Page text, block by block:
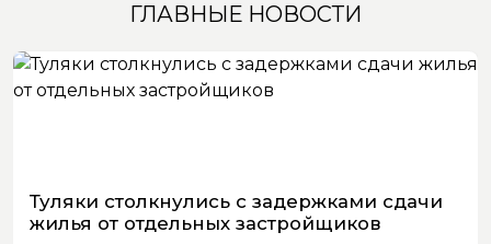
ГЛАВНЫЕ НОВОСТИ
Туляки столкнулись с задержками сдачи
жилья от отдельных застройщиков